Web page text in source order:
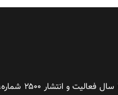
روز آنلاین روزنامه‌ای اینترنتی بود که پس از طول